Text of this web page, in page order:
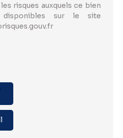
risques auxquels ce bien
sur le site